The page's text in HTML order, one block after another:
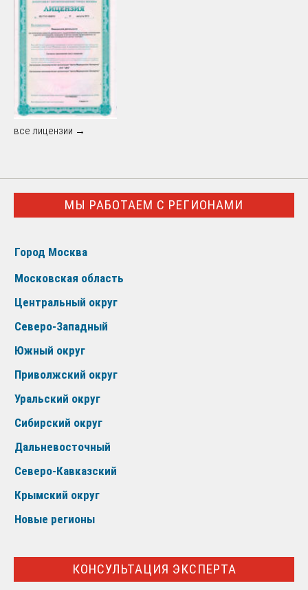
все лицензии →
МЫ РАБОТАЕМ С РЕГИОНАМИ
Город Москва
Московская область
Центральный округ
Северо-Западный
Южный округ
Приволжский округ
Уральский округ
Сибирский округ
Дальневосточный
Северо-Кавказский
Крымский округ
Новые регионы
КОНСУЛЬТАЦИЯ ЭКСПЕРТА